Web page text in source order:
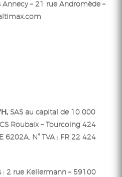
Annecy – 21 rue Andromède –
SAS au capital de 10 000
Roubaix – Tourcoing 424
6202A, N° TVA : FR 22 424
: 2 rue Kellermann – 59100